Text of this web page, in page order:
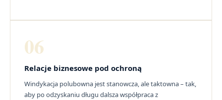
06
Relacje biznesowe pod ochroną
Windykacja polubowna jest stanowcza, ale taktowna – tak,
aby po odzyskaniu długu dalsza współpraca z